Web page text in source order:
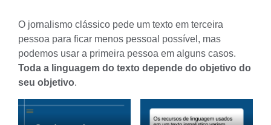
O jornalismo clássico pede um texto em terceira
pessoa para ficar menos pessoal possível, mas
podemos usar a primeira pessoa em alguns casos.
Toda a linguagem do texto depende do objetivo do
seu objetivo.